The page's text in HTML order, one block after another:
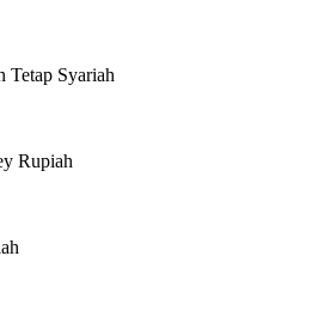
Tetap Syariah
Rupiah